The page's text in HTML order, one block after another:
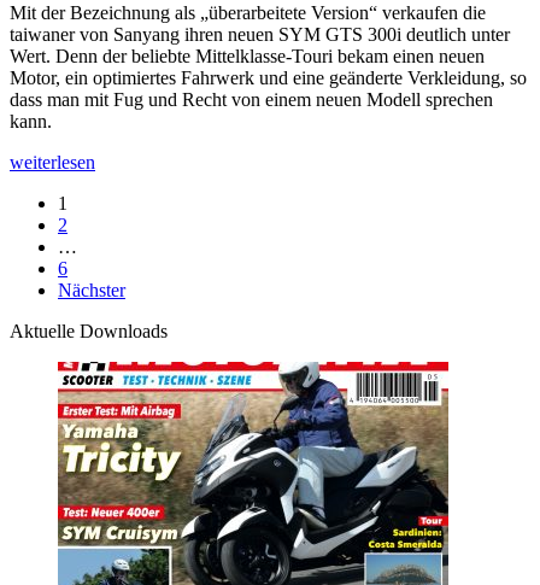
Mit der Bezeichnung als „überarbeitete Version“ verkaufen die
taiwaner von Sanyang ihren neuen SYM GTS 300i deutlich unter
Wert. Denn der beliebte Mittelklasse-Touri bekam einen neuen
Motor, ein optimiertes Fahrwerk und eine geänderte Verkleidung, so
dass man mit Fug und Recht von einem neuen Modell sprechen
kann.
weiterlesen
Seitennummerierung
der
Beiträge
1
2
…
6
Nächster
Aktuelle Downloads